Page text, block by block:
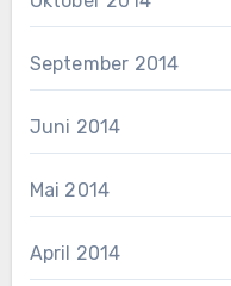
September 2014
Juni 2014
Mai 2014
April 2014